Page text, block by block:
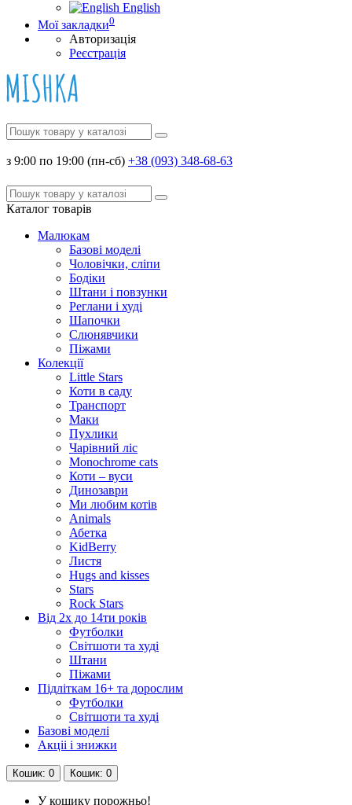
English
Мої закладки0
Авторизація
Реєстрація
з 9:00 по 19:00 (пн-сб) +38 (093) 348-68-63
Каталог товарів
Малюкам
Базові моделі
Чоловічки, сліпи
Бодіки
Штани і повзунки
Реглани і худі
Шапочки
Слюнявчики
Піжами
Колекції
Little Stars
Коти в саду
Транспорт
Маки
Пухлики
Чарівний ліс
Monochrome cats
Коти – вуси
Динозаври
Ми любим котів
Animals
Абетка
KidBerry
Листя
Hugs and kisses
Stars
Rock Stars
Від 2х до 14ти років
Футболки
Світшоти та худі
Штани
Піжами
Підліткам 16+ та дорослим
Футболки
Світшоти та худі
Базові моделі
Акціі і знижки
Кошик: 0 Кошик: 0
У кошику порожньо!